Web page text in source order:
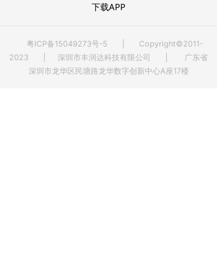
下载APP
粤ICP备15049273号-5 | Copyright©2011-
2023 | 深圳市丰润达科技有限公司 | 广东省
深圳市龙华区民塘路龙华数字创新中心A座17楼